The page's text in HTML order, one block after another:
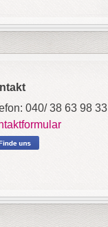
040/ 38 63 98 33